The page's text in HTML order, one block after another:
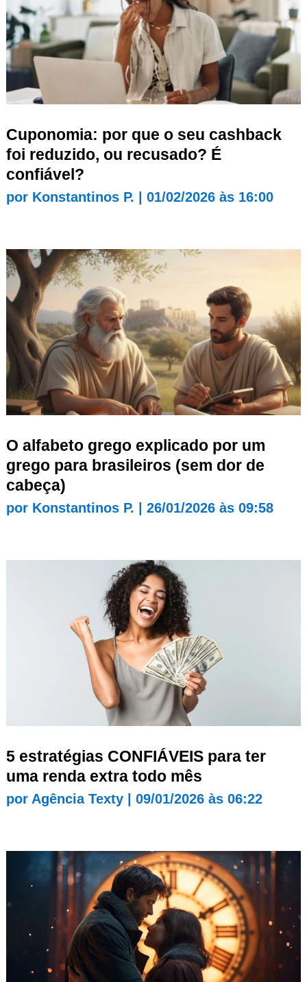
Cuponomia: por que o seu cashback
foi reduzido, ou recusado? É
confiável?
por Konstantinos P. 01/02/2026 às 16:00
O alfabeto grego explicado por um
grego para brasileiros (sem dor de
cabeça)
por Konstantinos P. 26/01/2026 às 09:58
5 estratégias CONFIÁVEIS para ter
uma renda extra todo mês
por Agência Texty| 09/01/2026 às 06:22